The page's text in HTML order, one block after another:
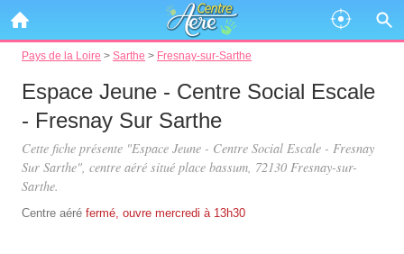
Pays de la Loire > Sarthe > Fresnay-sur-Sarthe
Espace Jeune - Centre Social Escale
- Fresnay Sur Sarthe
Cette fiche présente "Espace Jeune - Centre Social Escale - Fresnay
Sur Sarthe", centre aéré situé place bassum, 72130 Fresnay-sur-
Sarthe.
Centre aéré fermé, ouvre mercredi à 13h30